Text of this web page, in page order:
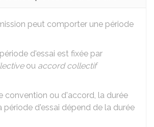
peut comporter une période
d'essai est fixée par
ou accord collectif
convention ou d'accord, la durée
période d'essai dépend de la durée